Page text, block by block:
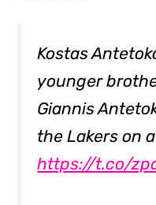
Kostas
younger
Giannis
the Lakers on
https://t.co/